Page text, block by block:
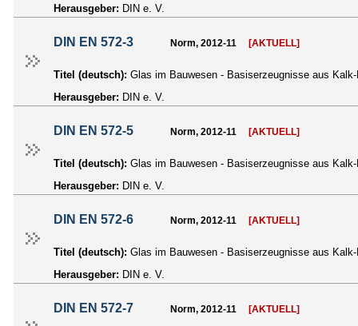
Herausgeber: DIN e. V.
DIN EN 572-3 Norm, 2012-11 [AKTUELL]
Titel (deutsch): Glas im Bauwesen - Basiserzeugnisse aus
Herausgeber: DIN e. V.
DIN EN 572-5 Norm, 2012-11 [AKTUELL]
Titel (deutsch): Glas im Bauwesen - Basiserzeugnisse aus
Herausgeber: DIN e. V.
DIN EN 572-6 Norm, 2012-11 [AKTUELL]
Titel (deutsch): Glas im Bauwesen - Basiserzeugnisse aus
Herausgeber: DIN e. V.
DIN EN 572-7 Norm, 2012-11 [AKTUELL]